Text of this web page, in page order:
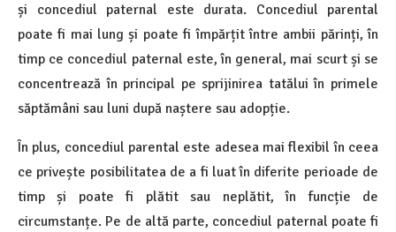
și concediul paternal este durata. Concediul parental
poate fi mai lung și poate fi împărțit între ambii părinți, în
timp ce concediul paternal este, în general, mai scurt și se
concentrează în principal pe sprijinirea tatălui în primele
săptămâni sau luni după naștere sau adopție.
În plus, concediul parental este adesea mai flexibil în ceea
ce privește posibilitatea de a fi luat în diferite perioade de
timp și poate fi plătit sau neplătit, în funcție de
circumstanțe. Pe de altă parte, concediul paternal poate fi